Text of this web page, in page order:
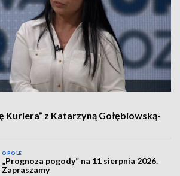
Kuriera” z Katarzyną Gołębiowską-
OPOLE
„Prognoza pogody” na 11 sierpnia 2026.
Zapraszamy